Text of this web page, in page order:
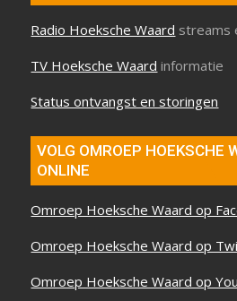
Radio Hoeksche Waard streams
TV Hoeksche Waard informatie
Status ontvangst en storingen
VOLG OMROEP HOEKSCHE
ONLINE
Omroep Hoeksche Waard op
Omroep Hoeksche Waard op
Omroep Hoeksche Waard op